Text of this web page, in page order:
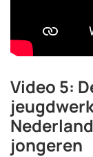
Video 5:
jongeren